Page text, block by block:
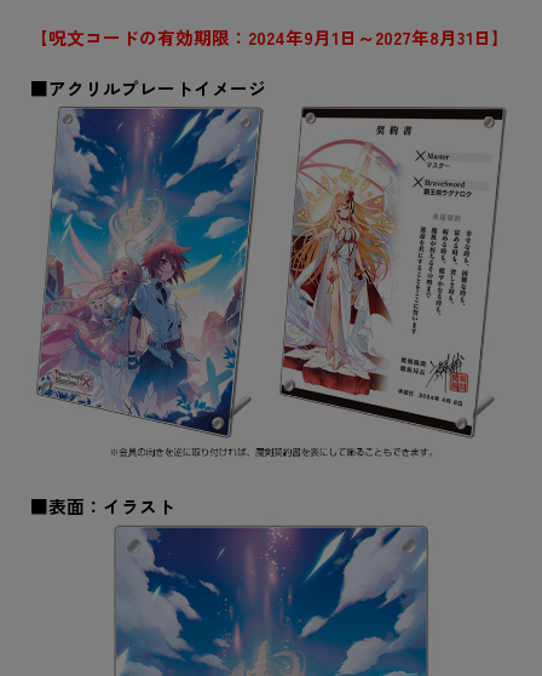
【呪文コードの有効期限：2024年9月1日～2027年8月31日】
■アクリルプレートイメージ
■表面：イラスト